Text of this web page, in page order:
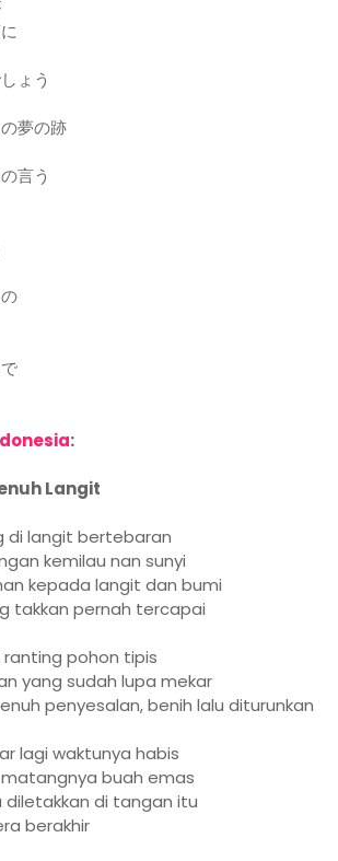
ょう
夢の跡
言う
:
Langit
di langit bertebaran
kemilau nan sunyi
kepada langit dan bumi
takkan pernah tercapai
ranting pohon tipis
yang sudah lupa mekar
penyesalan, benih lalu diturunkan
lagi waktunya habis
buah emas
diletakkan di tangan itu
berakhir